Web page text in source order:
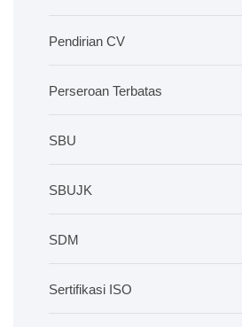
Pendirian CV
Perseroan Terbatas
SBU
SBUJK
SDM
Sertifikasi ISO